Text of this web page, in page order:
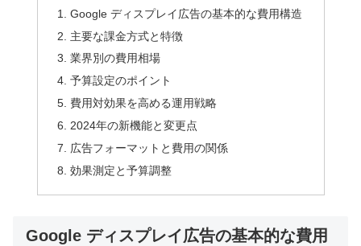
Google ディスプレイ広告の基本的な費用構造
主要な課金方式と特徴
業界別の費用相場
予算設定のポイント
費用対効果を高める運用戦略
2024年の新機能と変更点
広告フォーマットと費用の関係
効果測定と予算調整
Google ディスプレイ広告の基本的な費用